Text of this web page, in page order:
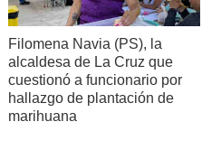
Filomena Navia (PS), la
alcaldesa de La Cruz que
cuestionó a funcionario por
hallazgo de plantación de
marihuana